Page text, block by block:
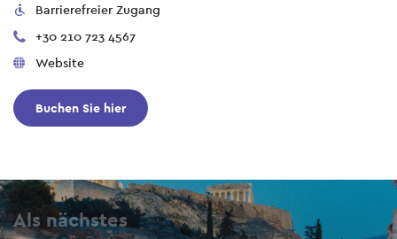
Barrierefreier Zugang
+30 210 723 4567
Website
Buchen Sie hier
Als nächstes